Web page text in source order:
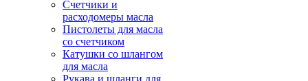
Счетчики и
расходомеры масла
Пистолеты для масла
со счетчиком
Катушки со шлангом
для масла
Рукава и шланги для